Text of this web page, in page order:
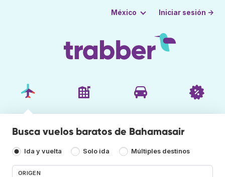
México Iniciar sesión →
Busca vuelos baratos de Bahamasair
Ida y vuelta Solo ida Múltiples destinos
ORIGEN